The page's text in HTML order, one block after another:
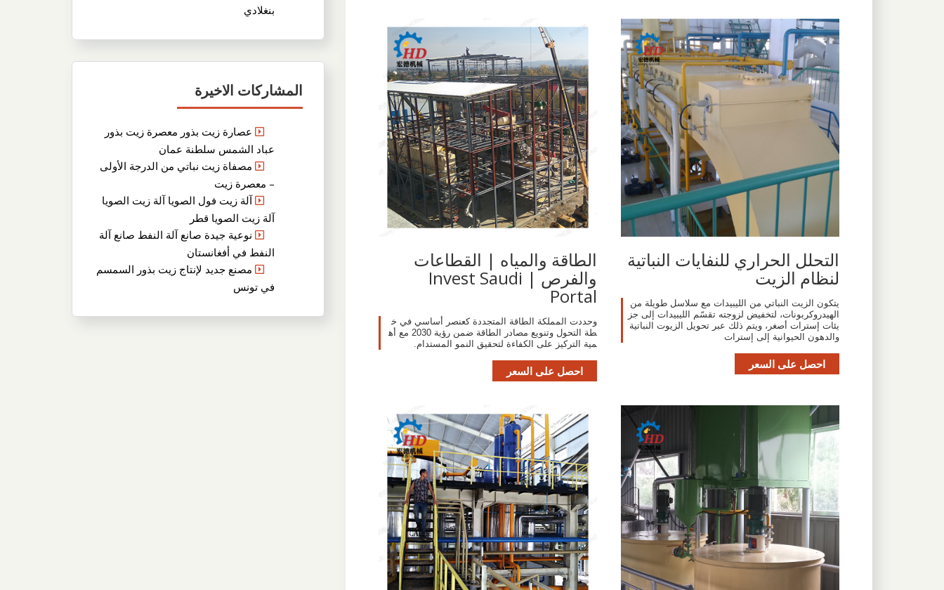
بنغلادي
المشاركات الاخيرة
عصارة زيت بذور معصرة زيت بذور
عباد الشمس سلطنة عمان
مصفاة زيت نباتي من الدرجة الأولى
– معصرة زيت
آلة زيت فول الصويا آلة زيت الصويا
آلة زيت الصويا قطر
نوعية جيدة صانع آلة النفط صانع آلة
النفط في أفغانستان
مصنع جديد لإنتاج زيت بذور السمسم
في تونس
التحلل الحراري للنفايات النباتية
لنظام الزيت
يتكون الزيت النباتي من الليبيدات مع سلاسل طويلة من
الهيدروكربونات، لتخفيض لزوجته تقسّم الليبيدات إلى جز
يئات إسترات أصغر، ويتم ذلك عبر تحويل الزيوت النباتية
والدهون الحيوانية إلى إسترات
احصل على السعر
الطاقة والمياه | القطاعات
والفرص | Invest Saudi
Portal
وحددت المملكة الطاقة المتجددة كعنصر أساسي في خ
طة التحول وتنويع مصادر الطاقة ضمن رؤية 2030 مع أه
مية التركيز على الكفاءة لتحقيق النمو المستدام.
احصل على السعر